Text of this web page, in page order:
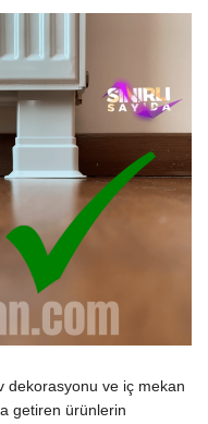
dekorasyonu ve iç mekan
getiren ürünlerin